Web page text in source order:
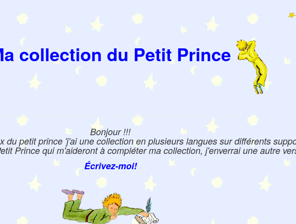
collection du Petit Prince
Bonjour !!!
du petit prince 'j'ai une collection en plusieurs langues sur différents
Prince qui m'aideront à compléter ma collection, j'enverrai une autre
Écrivez-moi!